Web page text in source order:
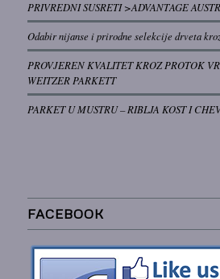
PRIVREDNI SUSRETI >ADVANTAGE
Odabir nijanse i prirodne selekcije drveta
PROVJEREN KVALITET KROZ PROTOK
WEITZER PARKETT
PARKET U MUSTRU – RIBLJA KOST I
FACEBOOK